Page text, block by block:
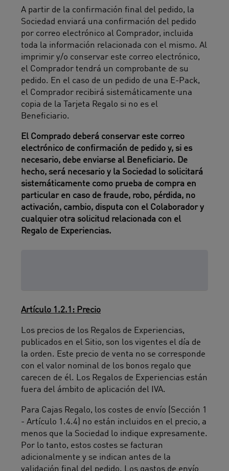
A partir de la confirmación final del pedido, la
Sociedad enviará una confirmación del pedido
por correo electrónico al Comprador, incluida
toda la información relacionada con el mismo. Al
imprimir y/o conservar este correo electrónico,
el Comprador tendrá un comprobante de su
pedido. En el caso de un pedido de una E-Pack,
el Comprador recibirá sistemáticamente una
copia de la Tarjeta Regalo si no es el
Beneficiario.
El Comprado deberá conservar este correo
electrónico de confirmación de pedido y, si es
necesario, debe enviarse al Beneficiario. De
hecho, será necesario y la Sociedad lo solicitará
sistemáticamente como prueba de compra en
particular en caso de fraude, robo, pérdida, no
activación, cambio, disputa con el Colaborador y
cualquier otra solicitud relacionada con el
Regalo de Experiencias.
Artículo 1.2.1: Precio
Los precios de los Regalos de Experiencias,
publicados en el Sitio, son los vigentes el día de
la orden. Este precio de venta no se corresponde
con el valor nominal de los bonos regalo que
carecen de él. Los Regalos de Experiencias están
fuera del ámbito de aplicación del IVA.
Para Cajas Regalo, los costes de envío (Sección 1
- Artículo 1.4.4) no están incluidos en el precio, a
menos que la Sociedad lo indique expresamente.
Por lo tanto, estos costes se facturan
adicionalmente y se indican antes de la
validación final del pedido. Los gastos de envío